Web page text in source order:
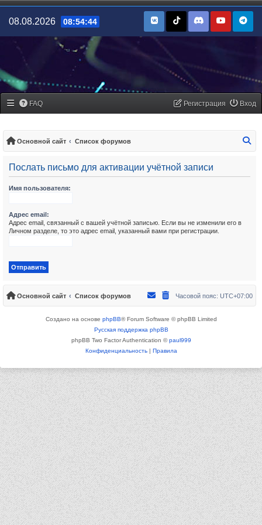
08.08.2026 08:54:44
FAQ Вход
Регистрация
Основной сайт Список форумов
Послать письмо для активации учётной записи
Имя пользователя:
Адрес email:
Адрес email, связанный с вашей учётной записью. Если вы не изменили его в
Личном разделе, то это адрес email, указанный вами при регистрации.
Основной сайт Список форумов Часовой пояс: UTC+07:00
Создано на основе phpBB® Forum Software © phpBB Limited
Русская поддержка phpBB
phpBB Two Factor Authentication ©paul999
Конфиденциальность| Правила